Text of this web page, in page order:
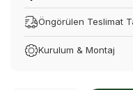
Öngörülen Teslimat
Kurulum & Montaj